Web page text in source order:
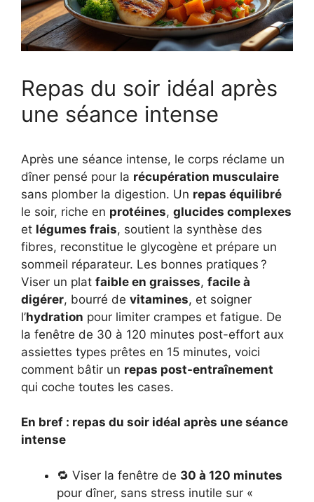
Repas du soir idéal après
une séance intense
Après une séance intense, le corps réclame un
dîner pensé pour la récupération musculaire
sans plomber la digestion. Un repas équilibré
le soir, riche en protéines, glucides complexes
et légumes frais, soutient la synthèse des
fibres, reconstitue le glycogène et prépare un
sommeil réparateur. Les bonnes pratiques ?
Viser un plat faible en graisses, facile à
digérer, bourré de vitamines, et soigner
l’hydration pour limiter crampes et fatigue. De
la fenêtre de 30 à 120 minutes post-effort aux
assiettes types prêtes en 15 minutes, voici
comment bâtir un repas post-entraînement
qui coche toutes les cases.
En bref : repas du soir idéal après une séance
intense
🔁 Viser la fenêtre de 30 à 120 minutes
pour dîner, sans stress inutile sur «